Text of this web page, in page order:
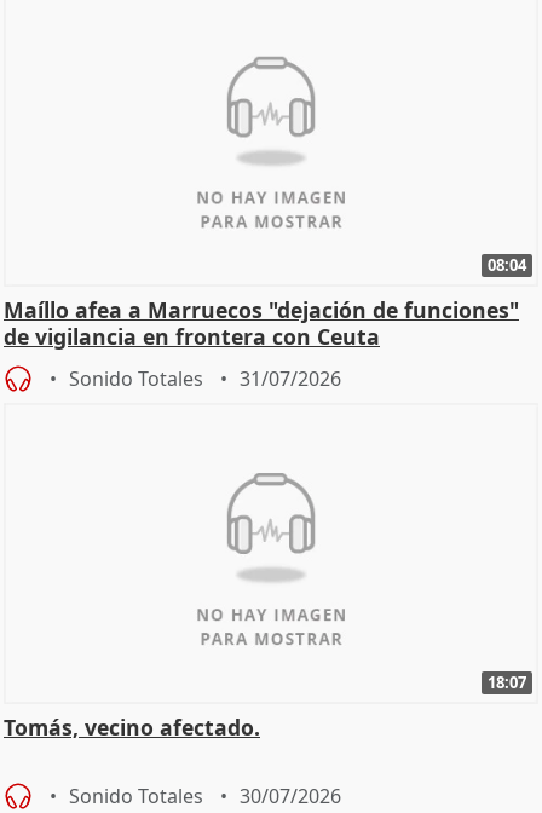
08:04
Maíllo afea a Marruecos "dejación de funciones"
de vigilancia en frontera con Ceuta
Sonido Totales 31/07/2026
18:07
Tomás, vecino afectado.
Sonido Totales 30/07/2026